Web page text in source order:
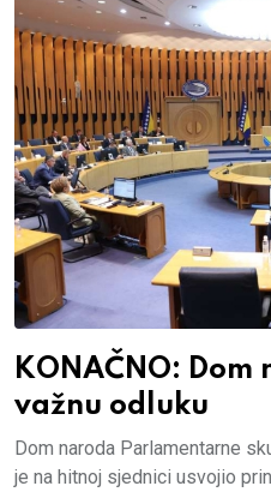
KONAČNO: Dom
važnu odluku
Dom naroda Parlamentarne
je na hitnoj sjednici usvojio